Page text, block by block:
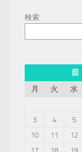
検索
月
火 水
3
4 5
10
11 12